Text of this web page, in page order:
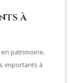
à
patrimoine.
importants à